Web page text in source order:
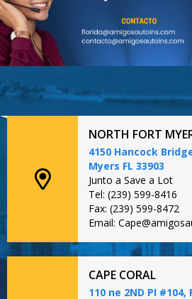
NORTH FORT
4150 Hancock
Myers FL 33903
Junto a Save a Lot
Tel: (239) 599-8416
Fax: (239) 599-8472
Email:
CAPE CORAL
110 ne 2ND PI #104,